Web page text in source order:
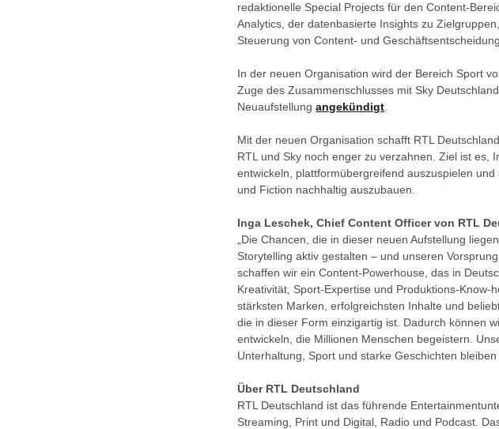
redaktionelle Special Projects für den Content-
Analytics, der datenbasierte Insights zu
Steuerung von Content- und
In der neuen Organisation wird der Bereich Sport
Zuge des Zusammenschlusses mit Sky
Neuaufstellungangekündigt
Mit der neuen Organisation schafft RTL
RTL und Sky noch enger zu verzahnen. Ziel ist es,
entwickeln, plattformübergreifend auszuspielen
und Fiction nachhaltig auszubauen.
Inga Leschek, Chief Content Officer von RTL
„Die Chancen, die in dieser neuen Aufstellung
Storytelling aktiv gestalten – und unseren
schaffen wir ein Content-Powerhouse, das in
Kreativität, Sport-Expertise und Produktions-
stärksten Marken, erfolgreichsten Inhalte und
die in dieser Form einzigartig ist. Dadurch können
entwickeln, die Millionen Menschen begeistern.
Unterhaltung, Sport und starke Geschichten
Über RTL Deutschland
RTL Deutschland ist das führende
Streaming, Print und Digital, Radio und Podcast.